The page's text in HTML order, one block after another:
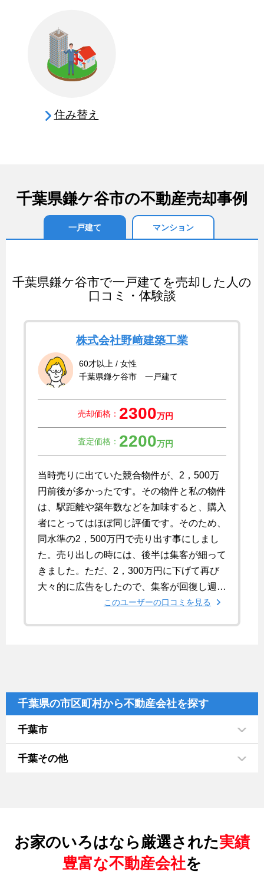
住み替え
千葉県鎌ケ谷市の不動産売却事例
一戸建て マンション
千葉県鎌ケ谷市で一戸建てを売却した人の
口コミ・体験談
株式会社野﨑建築工業
60才以上 / 女性
千葉県鎌ケ谷市 一戸建て
売却価格： 2300万円
査定価格： 2200万円
当時売りに出ていた競合物件が、2，500万
円前後が多かったです。その物件と私の物件
は、駅距離や築年数などを加味すると、購入
者にとってはほぼ同じ評価です。そのため、
同水準の2，500万円で売り出す事にしまし
た。売り出しの時には、後半は集客が細って
きました。ただ、2，300万円に下げて再び
大々的に広告をしたので、集客が回復し週3
件前後のペースで集客することができまし
このユーザーの口コミを見る
千葉県の市区町村から不動産会社を探す
千葉市
千葉その他
お家のいろはなら厳選された実績
豊富な不動産会社を